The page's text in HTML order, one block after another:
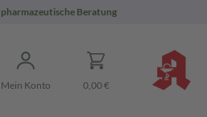
pharmazeutische Beratung
Mein Konto 0,00 €